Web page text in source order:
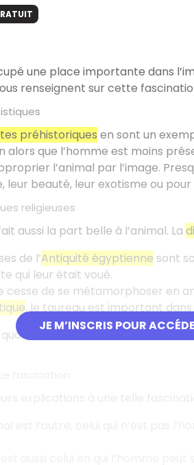
JE M’INSCRIS POUR
une place importante dans
renseignent sur cette
préhistoriques en sont un
alors que l’homme est moins
l’animal par l’image.
beauté, leur exotisme ou pour
religieuses
aussi la part belle à l’animal. La
de l’Antiquité égyptienne sont
qui leur était voué.
cesse de se métamorphoser en
, le taureau est important
quant à elle, attribue aux animaux